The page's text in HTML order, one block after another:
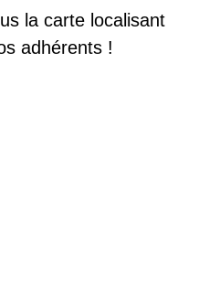
la carte localisant
adhérents !